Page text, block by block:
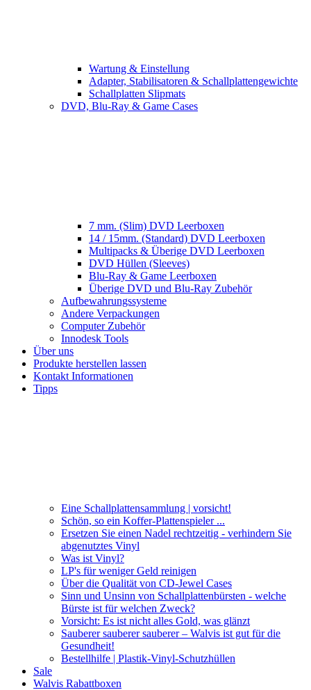
Wartung & Einstellung
Adapter, Stabilisatoren & Schallplattengewichte
Schallplatten Slipmats
DVD, Blu-Ray & Game Cases
7 mm. (Slim) DVD Leerboxen
14 / 15mm. (Standard) DVD Leerboxen
Multipacks & Überige DVD Leerboxen
DVD Hüllen (Sleeves)
Blu-Ray & Game Leerboxen
Überige DVD und Blu-Ray Zubehör
Aufbewahrungssysteme
Andere Verpackungen
Computer Zubehör
Innodesk Tools
Über uns
Produkte herstellen lassen
Kontakt Informationen
Tipps
Eine Schallplattensammlung | vorsicht!
Schön, so ein Koffer-Plattenspieler ...
Ersetzen Sie einen Nadel rechtzeitig - verhindern Sie
abgenutztes Vinyl
Was ist Vinyl?
LP's für weniger Geld reinigen
Über die Qualität von CD-Jewel Cases
Sinn und Unsinn von Schallplattenbürsten - welche
Bürste ist für welchen Zweck?
Vorsicht: Es ist nicht alles Gold, was glänzt
Sauberer sauberer sauberer – Walvis ist gut für die
Gesundheit!
Bestellhilfe | Plastik-Vinyl-Schutzhüllen
Sale
Walvis Rabattboxen